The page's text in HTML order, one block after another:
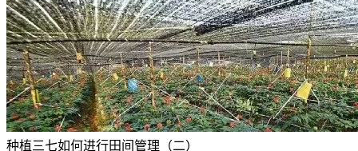
种植三七如何进行田间管理（二）